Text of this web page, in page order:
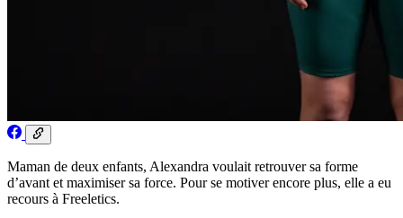
Maman de deux enfants, Alexandra voulait retrouver sa forme
d’avant et maximiser sa force. Pour se motiver encore plus, elle a eu
recours à Freeletics.